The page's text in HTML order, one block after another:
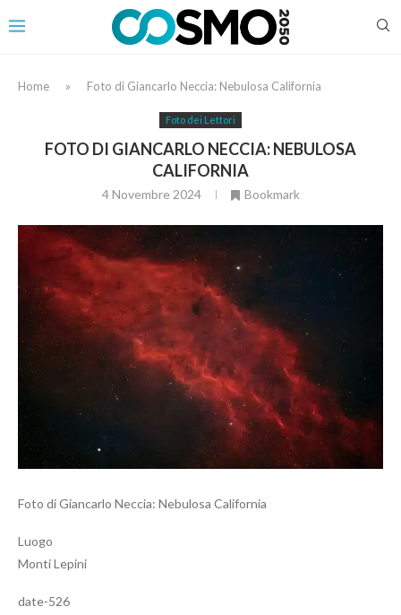
Home » Foto di Giancarlo Neccia: Nebulosa California
Foto dei Lettori
FOTO DI GIANCARLO NECCIA: NEBULOSA
CALIFORNIA
4 Novembre 2024 Bookmark
Foto di Giancarlo Neccia: Nebulosa California
Luogo
Monti Lepini
date-526